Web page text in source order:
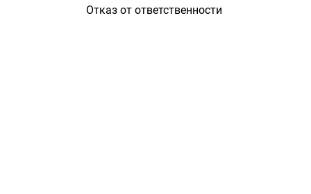
Отказ от ответственности